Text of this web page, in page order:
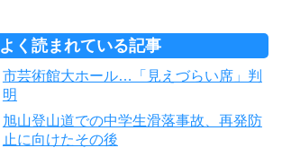
よく読まれている記事
市芸術館大ホール…「見えづらい席」判
明
旭山登山道での中学生滑落事故、再発防
止に向けたその後